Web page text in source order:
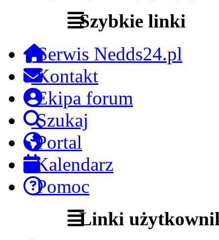
Szybkie linki
Serwis Nedds24.pl
Kontakt
Ekipa forum
Szukaj
Portal
Kalendarz
Pomoc
Linki